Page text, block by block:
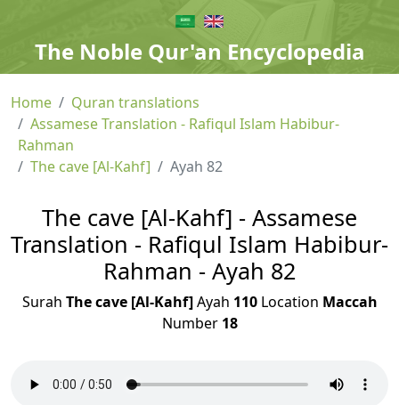
The Noble Qur'an Encyclopedia
Home
Quran translations
Assamese Translation - Rafiqul Islam Habibur-
Rahman
The cave [Al-Kahf]
Ayah 82
The cave [Al-Kahf] - Assamese
Translation - Rafiqul Islam Habibur-
Rahman - Ayah 82
Surah The cave [Al-Kahf]Ayah 110Location Maccah
Number 18